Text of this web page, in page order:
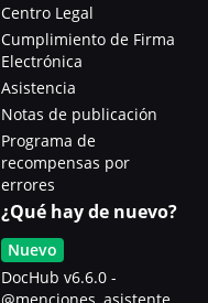
Centro Legal
Cumplimiento de Firma
Electrónica
Asistencia
Notas de publicación
Programa de
recompensas por
errores
¿Qué hay de nuevo?
Nuevo
DocHub v6.6.0 -
@menciones, asistente